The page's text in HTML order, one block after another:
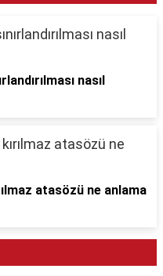
nasıl
atasözü ne anlama